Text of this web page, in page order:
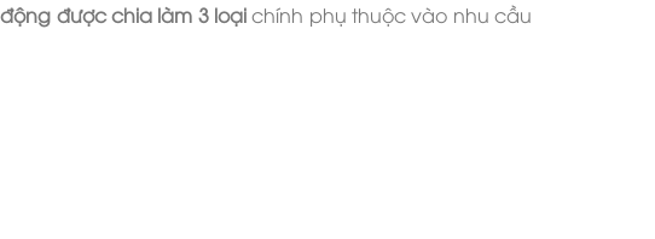
được chia làm 3 loạichính phụ thuộc vào nhu cầu